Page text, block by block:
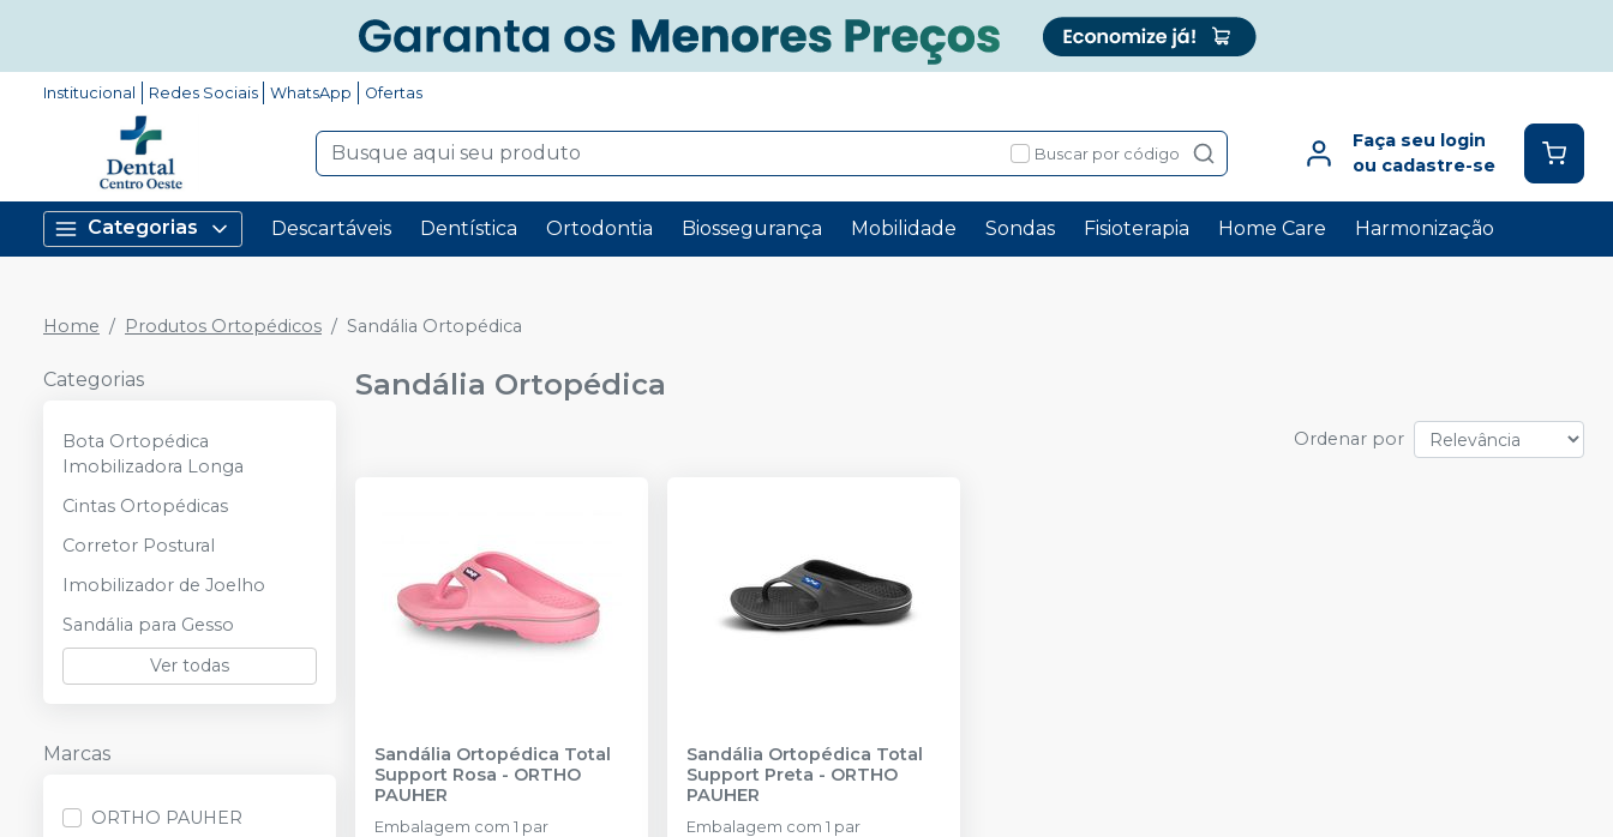
Institucional Redes Sociais WhatsApp Ofertas
Buscar por código
Faça seu login
ou cadastre-se
Categorias Descartáveis Dentística Ortodontia Biossegurança Mobilidade Sondas Fisioterapia Home Care Harmonização
Home Produtos Ortopédicos Sandália Ortopédica
Categorias
Bota Ortopédica
Imobilizadora Longa
Cintas Ortopédicas
Corretor Postural
Imobilizador de Joelho
Sandália para Gesso
Ver todas
Marcas
ORTHO PAUHER
Sandália Ortopédica
Ordenar por
Sandália Ortopédica Total
Support Rosa - ORTHO
PAUHER
Embalagem com 1 par
Sandália Ortopédica Total
Support Preta - ORTHO
PAUHER
Embalagem com 1 par